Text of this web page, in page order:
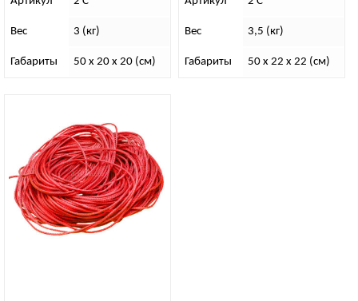
Вес 3 (кг)
Габариты 50 x 20 x 20 (см)
Вес 3,5 (кг)
Габариты 50 x 22 x 22 (см)